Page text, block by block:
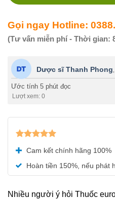
Gọi ngay Hotline:
(Tư vấn miễn phí - Thời gian:
Dược sĩ Thanh Phong
Ước tính 5 phút đọc
Lượt xem: 0
Được xếp
hạng5.00
5 sao
Cam kết chính hãng 100%
Hoàn tiền 150%, nếu phát
Nhiều người ý hỏi Thuốc